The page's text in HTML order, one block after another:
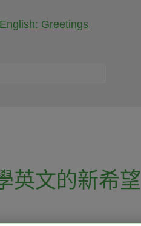
Greetings
英文的新希望